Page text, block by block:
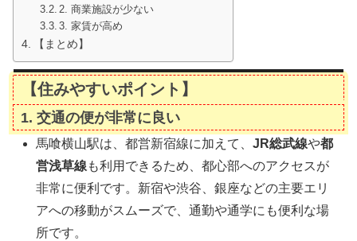
2. 商業施設が少ない
3. 家賃が高め
【まとめ】
【住みやすいポイント】
1. 交通の便が非常に良い
馬喰横山駅は、都営新宿線に加えて、JR総武線や都
営浅草線も利用できるため、都心部へのアクセスが
非常に便利です。新宿や渋谷、銀座などの主要エリ
アへの移動がスムーズで、通勤や通学にも便利な場
所です。